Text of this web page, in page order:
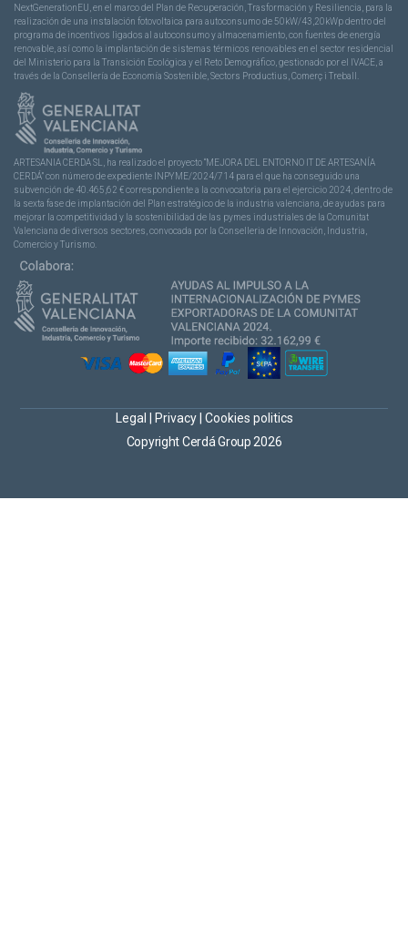
NextGenerationEU, en el marco del Plan de Recuperación, Trasformación y Resiliencia, para la
realización de una instalación fotovoltaica para autoconsumo de 50kW/43,20kWp dentro del
programa de incentivos ligados al autoconsumo y almacenamiento, con fuentes de energía
renovable, así como la implantación de sistemas térmicos renovables en el sector residencial
del Ministerio para la Transición Ecológica y el Reto Demográfico, gestionado por el IVACE, a
través de la Consellería de Economía Sostenible, Sectors Productius, Comerç i Treball.
ARTESANIA CERDA SL, ha realizado el proyecto “MEJORA DEL ENTORNO IT DE ARTESANÍA
CERDÁ” con número de expediente INPYME/2024/714 para el que ha conseguido una
subvención de 40.465,62 € correspondiente a la convocatoria para el ejercicio 2024, dentro de
la sexta fase de implantación del Plan estratégico de la industria valenciana, de ayudas para
mejorar la competitividad y la sostenibilidad de las pymes industriales de la Comunitat
Valenciana de diversos sectores, convocada por la Conselleria de Innovación, Industria,
Comercio y Turismo.
Copyright Cerdá Group 2026
Legal Privacy Cookies politics